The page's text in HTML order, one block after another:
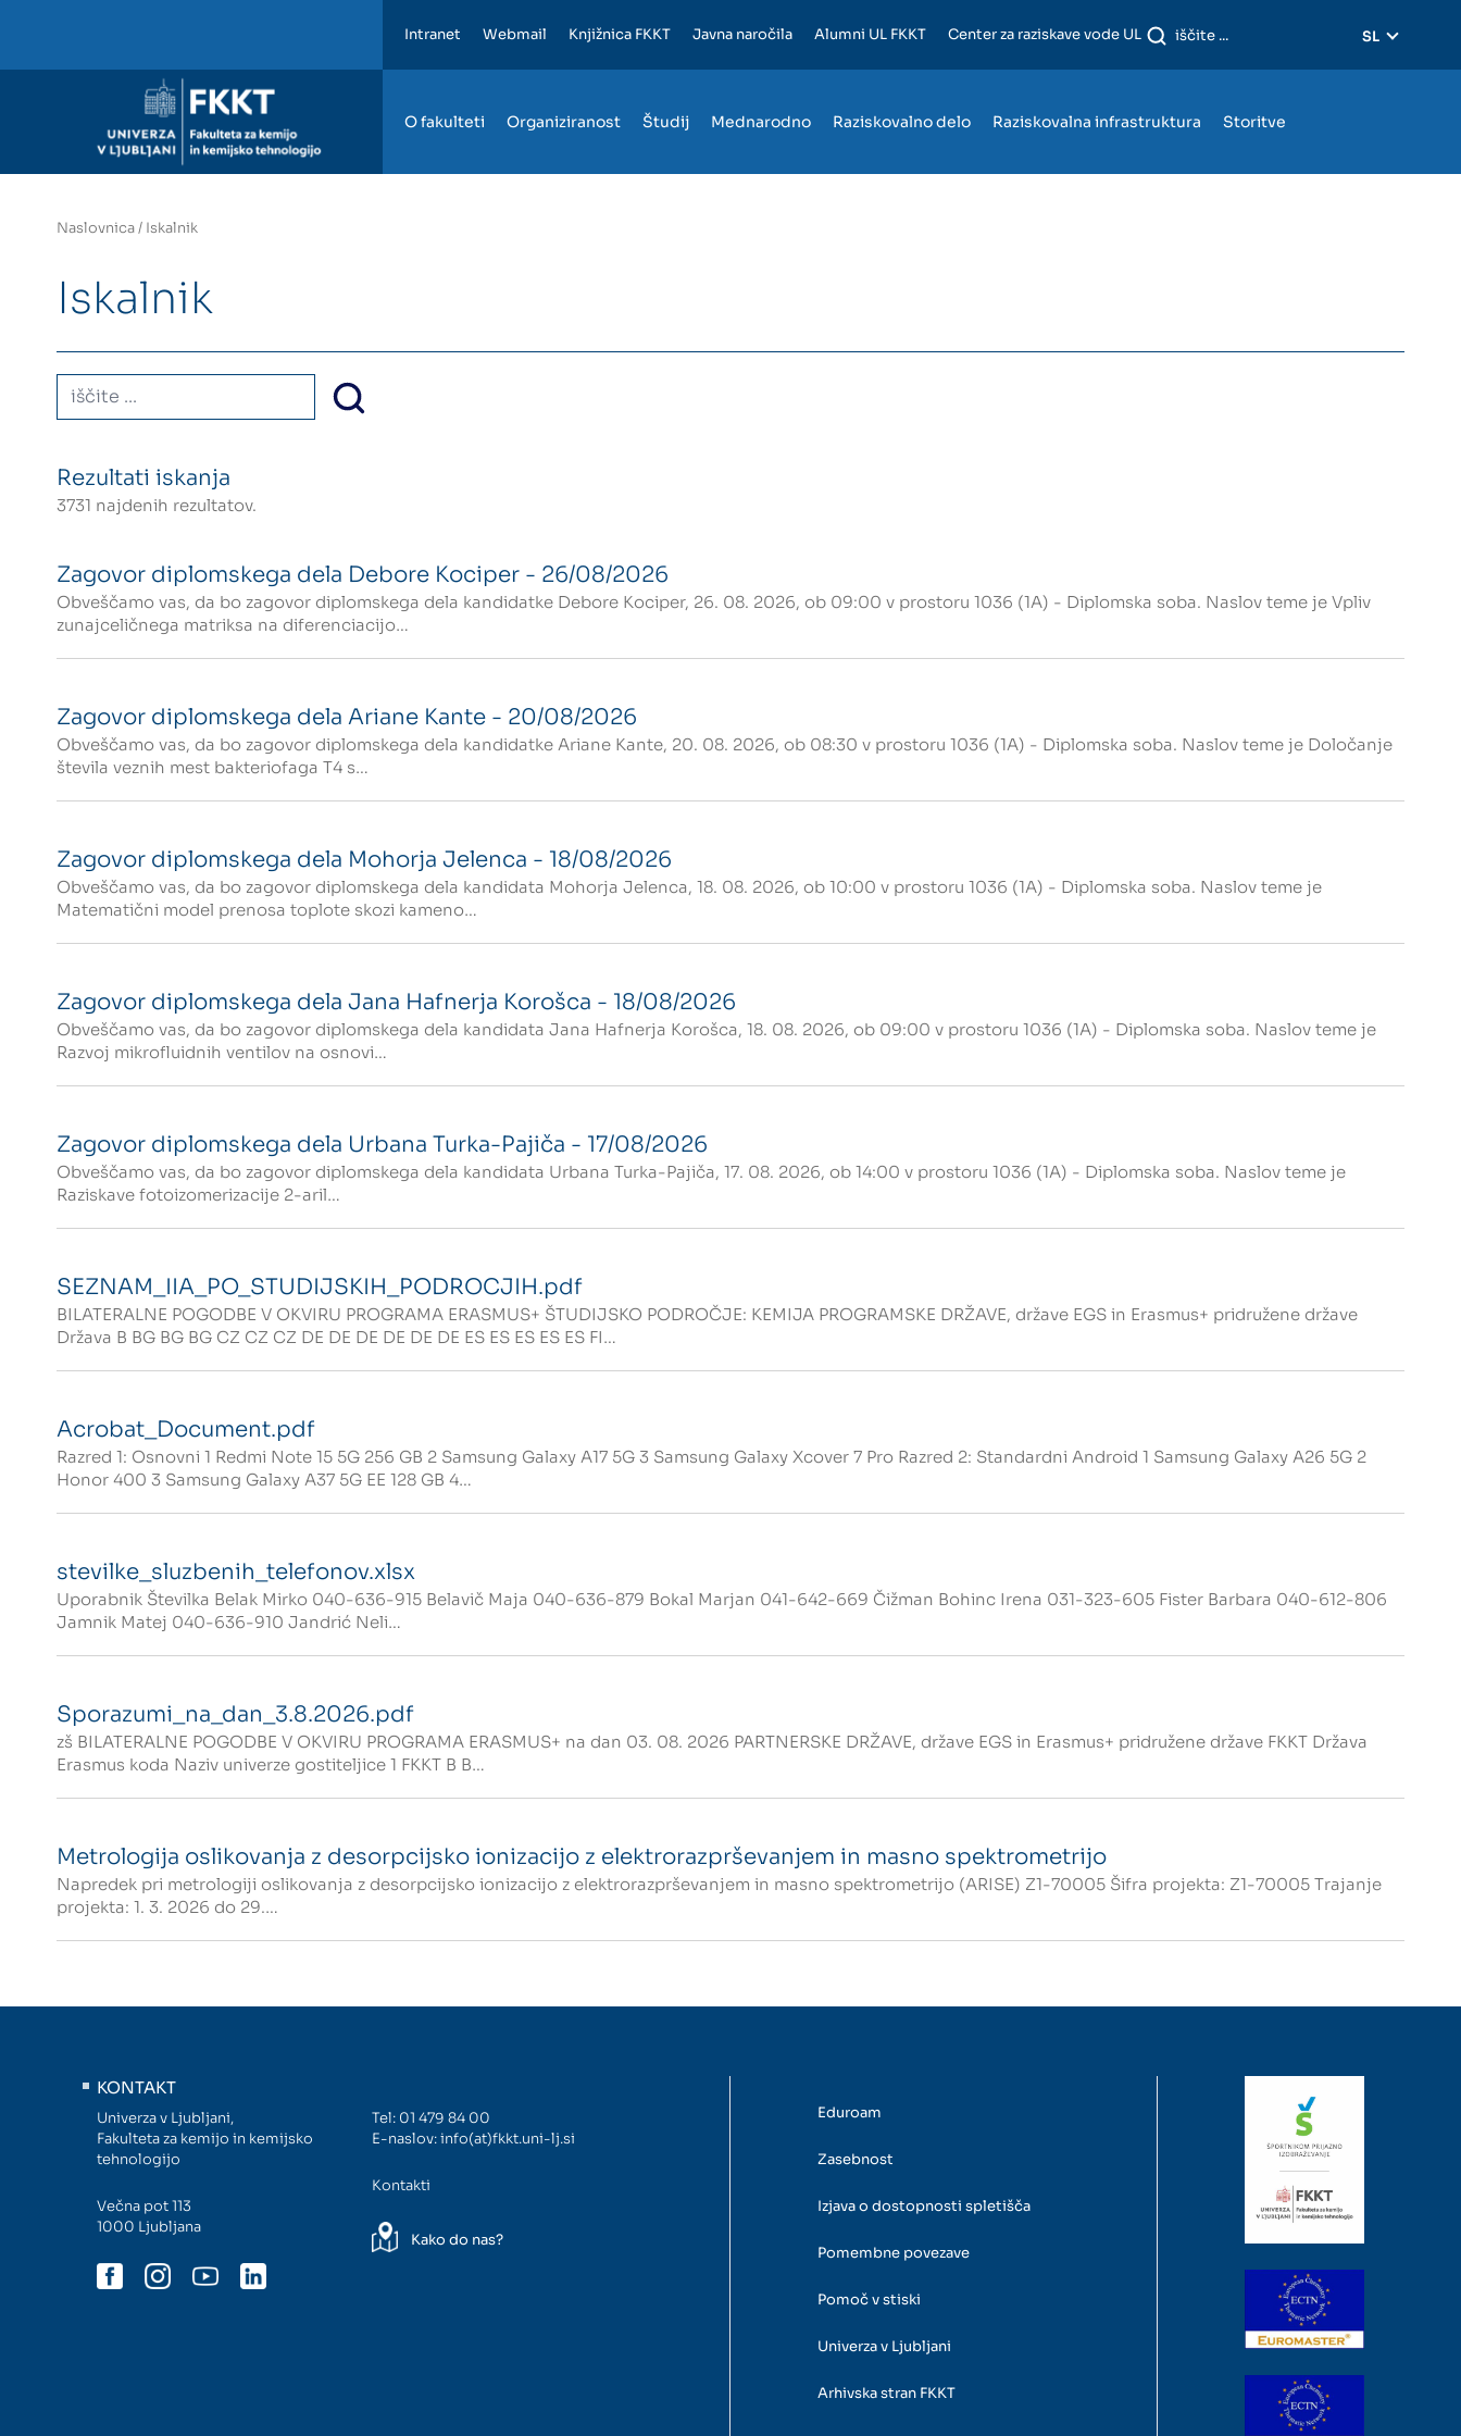
Intranet Webmail Knjižnica FKKT Javna naročila Alumni UL FKKT Center za raziskave vode UL SL
O fakulteti Organiziranost Študij Mednarodno Raziskovalno delo Raziskovalna infrastruktura Storitve
Naslovnica/ Iskalnik
Iskalnik
Rezultati iskanja
3731 najdenih rezultatov.
Zagovor diplomskega dela Debore Kociper - 26/08/2026
Obveščamo vas, da bo zagovor diplomskega dela kandidatke Debore Kociper, 26. 08. 2026, ob 09:00 v prostoru 1036 (1A) - Diplomska soba. Naslov teme je Vpliv
zunajceličnega matriksa na diferenciacijo…
Zagovor diplomskega dela Ariane Kante - 20/08/2026
Obveščamo vas, da bo zagovor diplomskega dela kandidatke Ariane Kante, 20. 08. 2026, ob 08:30 v prostoru 1036 (1A) - Diplomska soba. Naslov teme je Določanje
števila veznih mest bakteriofaga T4 s…
Zagovor diplomskega dela Mohorja Jelenca - 18/08/2026
Obveščamo vas, da bo zagovor diplomskega dela kandidata Mohorja Jelenca, 18. 08. 2026, ob 10:00 v prostoru 1036 (1A) - Diplomska soba. Naslov teme je
Matematični model prenosa toplote skozi kameno…
Zagovor diplomskega dela Jana Hafnerja Korošca - 18/08/2026
Obveščamo vas, da bo zagovor diplomskega dela kandidata Jana Hafnerja Korošca, 18. 08. 2026, ob 09:00 v prostoru 1036 (1A) - Diplomska soba. Naslov teme je
Razvoj mikrofluidnih ventilov na osnovi…
Zagovor diplomskega dela Urbana Turka-Pajiča - 17/08/2026
Obveščamo vas, da bo zagovor diplomskega dela kandidata Urbana Turka-Pajiča, 17. 08. 2026, ob 14:00 v prostoru 1036 (1A) - Diplomska soba. Naslov teme je
Raziskave fotoizomerizacije 2-aril…
SEZNAM_IIA_PO_STUDIJSKIH_PODROCJIH.pdf
BILATERALNE POGODBE V OKVIRU PROGRAMA ERASMUS+ ŠTUDIJSKO PODROČJE: KEMIJA PROGRAMSKE DRŽAVE, države EGS in Erasmus+ pridružene države
Država B BG BG BG CZ CZ CZ DE DE DE DE DE DE ES ES ES ES ES FI…
Acrobat_Document.pdf
Razred 1: Osnovni 1 Redmi Note 15 5G 256 GB 2 Samsung Galaxy A17 5G 3 Samsung Galaxy Xcover 7 Pro Razred 2: Standardni Android 1 Samsung Galaxy A26 5G 2
Honor 400 3 Samsung Galaxy A37 5G EE 128 GB 4…
stevilke_sluzbenih_telefonov.xlsx
Uporabnik Številka Belak Mirko 040-636-915 Belavič Maja 040-636-879 Bokal Marjan 041-642-669 Čižman Bohinc Irena 031-323-605 Fister Barbara 040-612-806
Jamnik Matej 040-636-910 Jandrić Neli…
Sporazumi_na_dan_3.8.2026.pdf
zš BILATERALNE POGODBE V OKVIRU PROGRAMA ERASMUS+ na dan 03. 08. 2026 PARTNERSKE DRŽAVE, države EGS in Erasmus+ pridružene države FKKT Država
Erasmus koda Naziv univerze gostiteljice 1 FKKT B B…
Metrologija oslikovanja z desorpcijsko ionizacijo z elektrorazprševanjem in masno spektrometrijo
Napredek pri metrologiji oslikovanja z desorpcijsko ionizacijo z elektrorazprševanjem in masno spektrometrijo (ARISE) Z1-70005 Šifra projekta: Z1-70005 Trajanje
projekta: 1. 3. 2026 do 29.…
KONTAKT
Univerza v Ljubljani,
Fakulteta za kemijo in kemijsko
tehnologijo
Večna pot 113
1000 Ljubljana
Tel: 01 479 84 00
E-naslov:info(at)fkkt.uni-lj.si
Kontakti
Kako do nas?
Eduroam
Zasebnost
Izjava o dostopnosti spletišča
Pomembne povezave
Pomoč v stiski
Univerza v Ljubljani
Arhivska stran FKKT